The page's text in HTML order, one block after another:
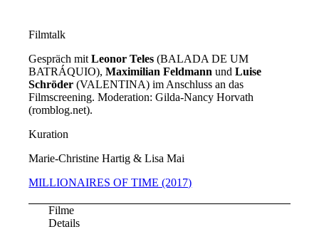
Filmtalk
Gespräch mitLeonor Teles (BALADA DE UM
BATRÁQUIO),Maximilian Feldmann undLuise
Schröder (VALENTINA) im Anschluss an das
Filmscreening. Moderation: Gilda-Nancy Horvath
(romblog.net).
Kuration
Marie-Christine Hartig & Lisa Mai
MILLIONAIRES OF TIME (2017)
Filme
Details